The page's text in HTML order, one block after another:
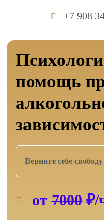
+7 908
помощь
Верните себе
от7000₽/